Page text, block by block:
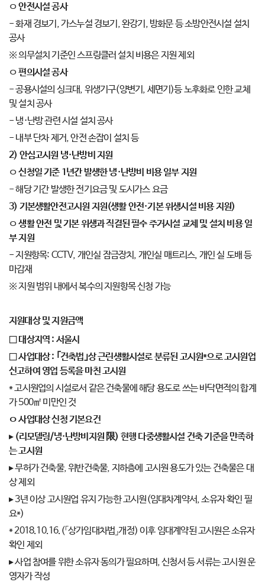
ㅇ안전시설 공사
- 화재 경보기, 가스누설 경보기, 완강기, 방화문 등 소방안전시설 설치
공사
※ 의무설치 기준인 스프링클러 설치 비용은 지원 제외
ㅇ편의시설 공사
- 공용시설의 싱크대, 위생기구(양변기, 세면기)등 노후화로 인한 교체
및 설치 공사
- 냉·난방 관련 시설 설치 공사
- 내부 단차 제거, 안전 손잡이 설치 등
2) 안심고시원 냉·난방비 지원
ㅇ신청일 기준1년간 발생한 냉·난방비 비용 일부 지원
- 해당 기간 발생한 전기요금 및 도시가스 요금
3) 기본생활안전고시원 지원(생활 안전·기본 위생시설 비용 지원)
ㅇ생활 안전 및 기본 위생과 직결된 필수 주거시설 교체 및 설치 비용 일
부 지원
- 지원항목: CCTV, 개인실 잠금장치, 개인실 매트리스, 개인 실 도배 등
마감재
※ 지원 범위 내에서 복수의 지원항목 신청 가능
지원대상 및 지원금액
□대상지역 : 서울시
□사업대상: ｢건축법｣상 근린생활시설로 분류된 고시원*으로 고시원업
신고하여 영업 등록을 마친 고시원
* 고시원업의 시설로서 같은 건축물에 해당 용도로 쓰는 바닥면적의 합계
가 500㎡ 미만인 것
ㅇ사업대상 신청 기본요건
▸ (리모델링/냉·난방비지원 限) 현행 다중생활시설 건축 기준을 만족하
는 고시원
▸ 무허가 건축물, 위반건축물, 지하층에 고시원 용도가 있는 건축물은 대
상 제외
▸ 3년 이상 고시원업 유지 가능한 고시원(임대차계약서, 소유자 확인 필
요*)
* 2018.10.16.(「상가임대차법」개정) 이후 임대계약된 고시원은 소유자
확인 제외
▸ 사업 참여를 위한 소유자 동의가 필요하며, 신청서 등 서류는 고시원 운
영자가 작성